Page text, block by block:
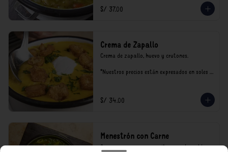
incluyen impuestos de ley y recargo al
consumo.
S/ 37.00
Crema de Zapallo
Crema de zapallo, huevo y crutones.
*Nuestros precios están expresados en soles e
S/ 34.00
Menestrón con Carne
Queso parmesano, carnecita y mucho caldo.